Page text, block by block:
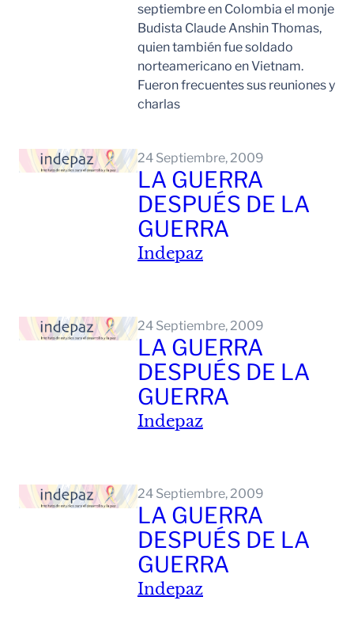
septiembre en Colombia el monje
Budista Claude Anshin Thomas,
quien también fue soldado
norteamericano en Vietnam.
Fueron frecuentes sus reuniones y
charlas
24 Septiembre, 2009
LA GUERRA
DESPUÉS DE LA
GUERRA
Indepaz
24 Septiembre, 2009
LA GUERRA
DESPUÉS DE LA
GUERRA
Indepaz
24 Septiembre, 2009
LA GUERRA
DESPUÉS DE LA
GUERRA
Indepaz